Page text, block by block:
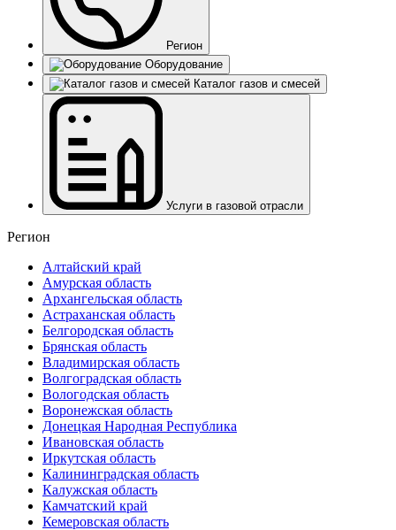
Регион
Оборудование
Каталог газов и смесей
Услуги в газовой отрасли
Регион
Алтайский край
Амурская область
Архангельская область
Астраханская область
Белгородская область
Брянская область
Владимирская область
Волгоградская область
Вологодская область
Воронежская область
Донецкая Народная Республика
Ивановская область
Иркутская область
Калининградская область
Калужская область
Камчатский край
Кемеровская область